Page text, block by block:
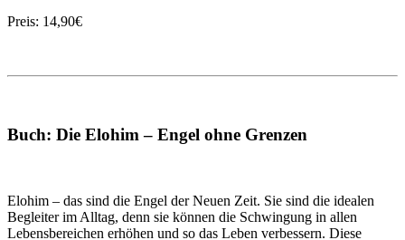
Preis: 14,90€
Buch: Die Elohim – Engel ohne Grenzen
Elohim – das sind die Engel der Neuen Zeit. Sie sind die idealen
Begleiter im Alltag, denn sie können die Schwingung in allen
Lebensbereichen erhöhen und so das Leben verbessern. Diese